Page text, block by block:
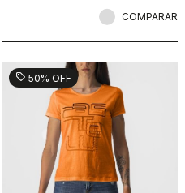
COMPARAR
sell 50% OFF